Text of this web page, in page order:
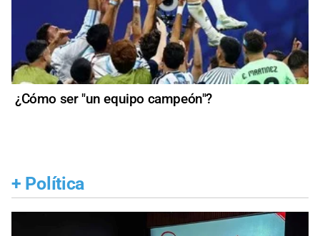
¿Cómo ser "un equipo campeón"?
+ Política